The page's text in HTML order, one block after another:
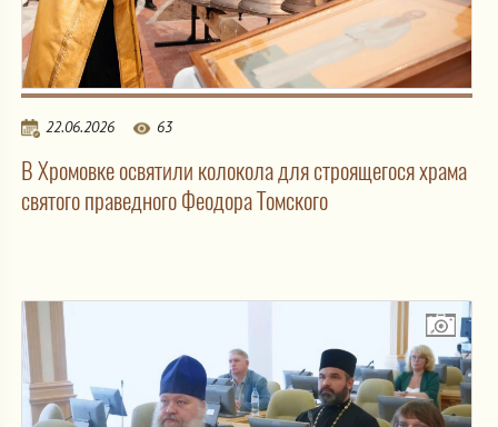
22.06.2026 63
В Хромовке освятили колокола для строящегося храма
святого праведного Феодора Томского